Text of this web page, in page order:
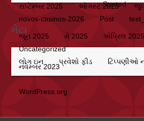
Started
સપ્ટેમ્બર 2025 ઓગસ્ટ 2025
જૂન 2025 મે 2025 એપ્રિલ 2025
નવેમ્બર 2023
novos-casinos-2026 Post
Uncategorized
મેટા
લોગ ઇન પ્રવેશો ફીડ ટિપ્પણીઓ
WordPress.org